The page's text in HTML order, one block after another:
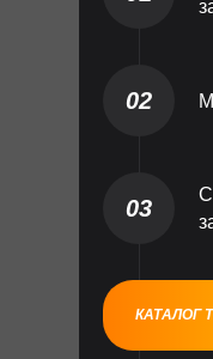
02
03
КАТАЛОГ